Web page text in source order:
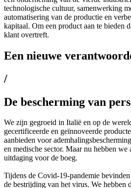
technologische cultuur, samenwerking
automatisering van de productie en
kapitaal. Om een product aan te bieden
klant overtreft.
Een nieuwe
/
De bescherming van
We zijn gegroeid in Italië en op de
gecertificeerde en geïnnoveerde
aanbieden voor
en medische sector. Maar nu hebben we
uitdaging voor de boeg.
Tijdens de Covid-19-pandemie
de bestrijding van het virus. We hebben